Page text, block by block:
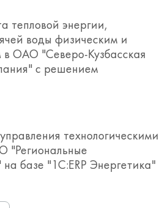
тепловой энергии,
воды физическим и
ОАО "Северо-Кузбасская
с решением
технологическими
"Региональные
на базе "1С:ERP Энергетика"